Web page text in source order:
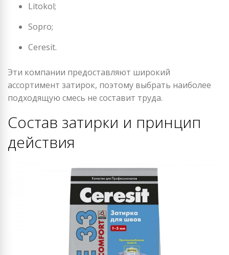
Litokol;
Sopro;
Ceresit.
Эти компании предоставляют широкий
ассортимент затирок, поэтому выбрать наиболее
подходящую смесь не составит труда.
Состав затирки и принцип
действия